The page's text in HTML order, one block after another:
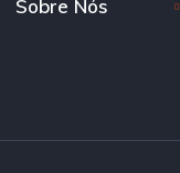
Sobre Nós